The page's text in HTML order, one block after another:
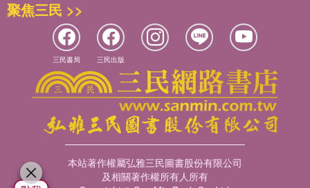
聚焦三民 >>
三民書局 三民出版
本站著作權屬弘雅三民圖書股份有限公司
及相關著作權所有人所有